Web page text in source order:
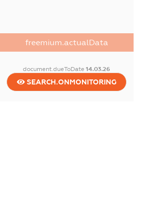
freemium.actualData
document.dueToDate14.03.26
SEARCH.ONMONITORING